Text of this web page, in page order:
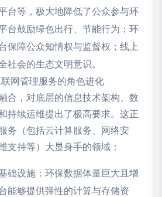
台等，极大地降低了公众参与环
台鼓励绿色出行、节能行为；环
保障公众知情权与监督权；线上
社会的生态文明意识。
网管理服务的角色进化
合，对底层的信息技术架构、数
持续运维提出了极高要求。这正
务（包括云计算服务、网络安
支持等）大显身手的领域：
础设施：环保数据体量巨大且增
能够提供弹性的计算与存储资